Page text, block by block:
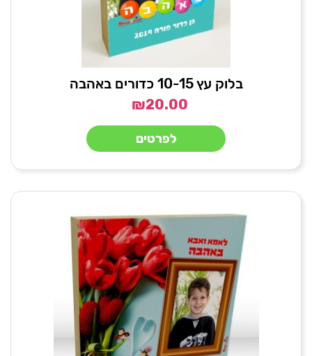
בלוק עץ 10-15 כדורים באהבה
₪20.00
לפרטים